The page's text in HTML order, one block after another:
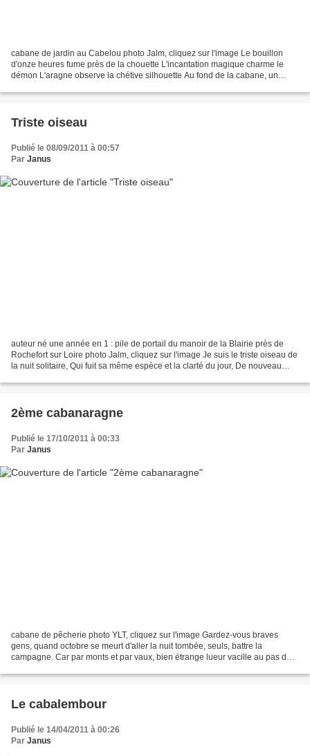
cabane de jardin au Cabelou photo Jalm, cliquez sur l'image Le bouillon
d'onze heures fume près de la chouette L'incantation magique charme le
démon L'aragne observe la chétive silhouette Au fond de la cabane, un
Triste oiseau
Publié le 08/09/2011 à 00:57
Par Janus
auteur né une année en 1 : pile de portail du manoir de la Blairie près de
Rochefort sur Loire photo Jalm, cliquez sur l'image Je suis le triste oiseau de
la nuit solitaire, Qui fuit sa même espèce et la clarté du jour, De nouveau
2ème cabanaragne
Publié le 17/10/2011 à 00:33
Par Janus
cabane de pêcherie photo YLT, cliquez sur l'image Gardez-vous braves
gens, quand octobre se meurt d'aller la nuit tombée, seuls, battre la
campagne. Car par monts et par vaux, bien étrange lueur vacille au pas de
Le cabalembour
Publié le 14/04/2011 à 00:26
Par Janus